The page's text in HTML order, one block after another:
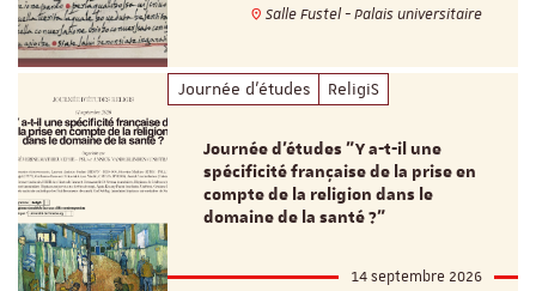
Salle Fustel - Palais universitaire
Journée d'études ReligiS
Journée d’études "Y a-t-il une
spécificité française de la prise en
compte de la religion dans le
domaine de la santé ?"
14 septembre 2026